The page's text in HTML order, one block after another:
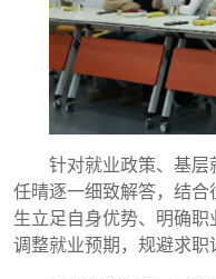
针对就业政策、基层
任晴逐一细致解答，结
生立足自身优势、明确
调整就业预期，规避求职